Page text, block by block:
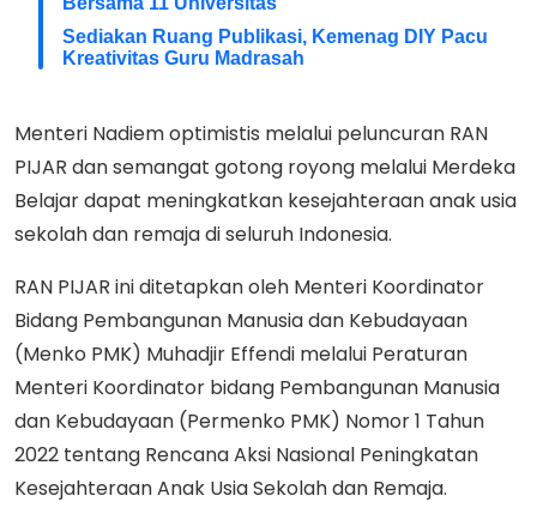
Sediakan Ruang Publikasi, Kemenag DIY Pacu
Kreativitas Guru Madrasah
Menteri Nadiem optimistis melalui peluncuran RAN
PIJAR dan semangat gotong royong melalui Merdeka
Belajar dapat meningkatkan kesejahteraan anak usia
sekolah dan remaja di seluruh Indonesia.
RAN PIJAR ini ditetapkan oleh Menteri Koordinator
Bidang Pembangunan Manusia dan Kebudayaan
(Menko PMK) Muhadjir Effendi melalui Peraturan
Menteri Koordinator bidang Pembangunan Manusia
dan Kebudayaan (Permenko PMK) Nomor 1 Tahun
2022 tentang Rencana Aksi Nasional Peningkatan
Kesejahteraan Anak Usia Sekolah dan Remaja.